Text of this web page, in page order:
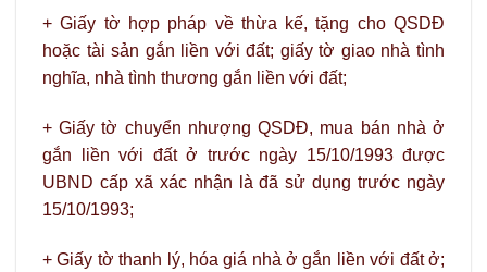
+ Giấy tờ hợp pháp về thừa kế, tặng cho QSDĐ
hoặc tài sản gắn liền với đất; giấy tờ giao nhà tình
nghĩa, nhà tình thương gắn liền với đất;
+ Giấy tờ chuyển nhượng QSDĐ, mua bán nhà ở
gắn liền với đất ở trước ngày 15/10/1993 được
UBND cấp xã xác nhận là đã sử dụng trước ngày
15/10/1993;
+ Giấy tờ thanh lý, hóa giá nhà ở gắn liền với đất ở;